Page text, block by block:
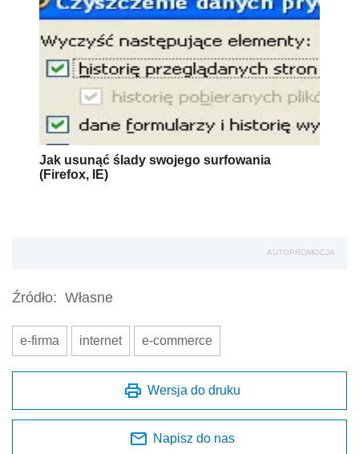
Jak usunąć ślady swojego surfowania
(Firefox, IE)
AUTOPROMOCJA
Źródło: Własne
e-firma internet e-commerce
Wersja do druku
Napisz do nas